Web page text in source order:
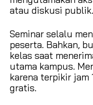
atau diskusi publik.
Seminar selalu
peserta. Bahkan,
kelas saat
utama kampus.
karena terpikir jam
gratis.